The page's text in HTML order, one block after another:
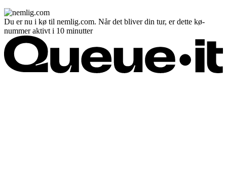
Du er nu i kø til nemlig.com. Når det bliver din tur, er dette kø-
nummer aktivt i 10 minutter